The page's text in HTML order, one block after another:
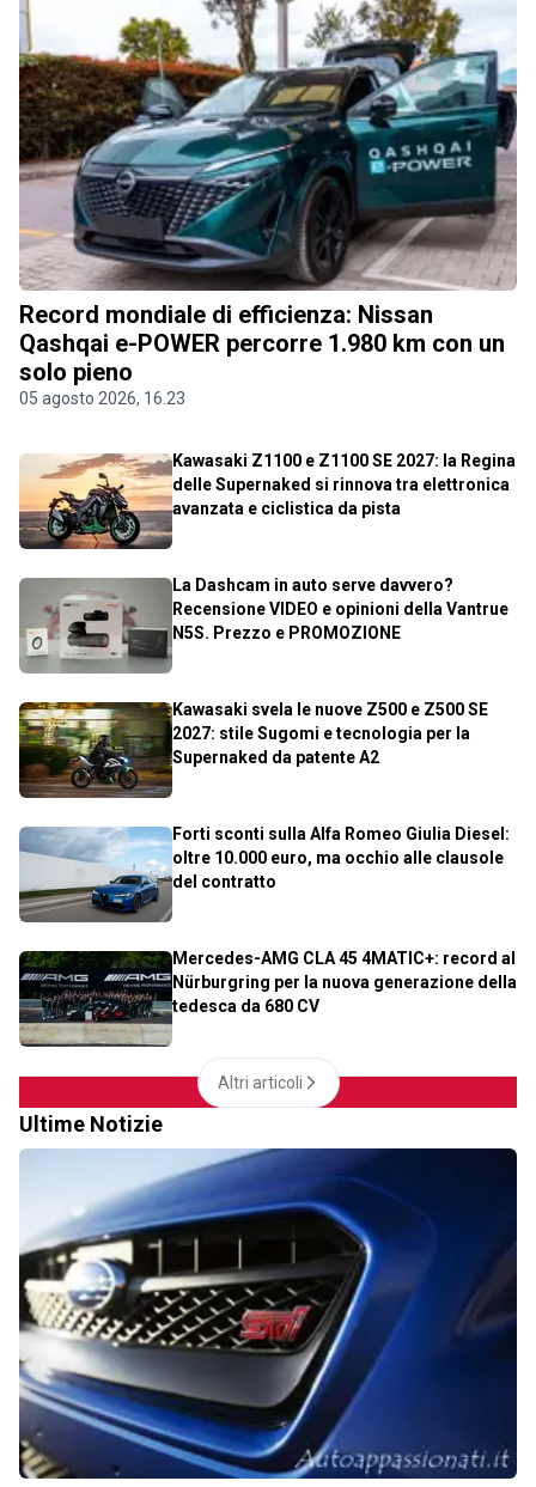
Record mondiale di efficienza: Nissan
Qashqai e-POWER percorre 1.980 km con un
solo pieno
05 agosto 2026, 16.23
Kawasaki Z1100 e Z1100 SE 2027: la Regina
delle Supernaked si rinnova tra elettronica
avanzata e ciclistica da pista
La Dashcam in auto serve davvero?
Recensione VIDEO e opinioni della Vantrue
N5S. Prezzo e PROMOZIONE
Kawasaki svela le nuove Z500 e Z500 SE
2027: stile Sugomi e tecnologia per la
Supernaked da patente A2
Forti sconti sulla Alfa Romeo Giulia Diesel:
oltre 10.000 euro, ma occhio alle clausole
del contratto
Mercedes-AMG CLA 45 4MATIC+: record al
Nürburgring per la nuova generazione della
tedesca da 680 CV
Altri articoli
Ultime Notizie